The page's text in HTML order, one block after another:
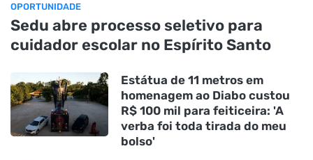
OPORTUNIDADE
Sedu abre processo seletivo para
cuidador escolar no Espírito Santo
Estátua de 11 metros em
homenagem ao Diabo custou
R$ 100 mil para feiticeira: 'A
verba foi toda tirada do meu
bolso'